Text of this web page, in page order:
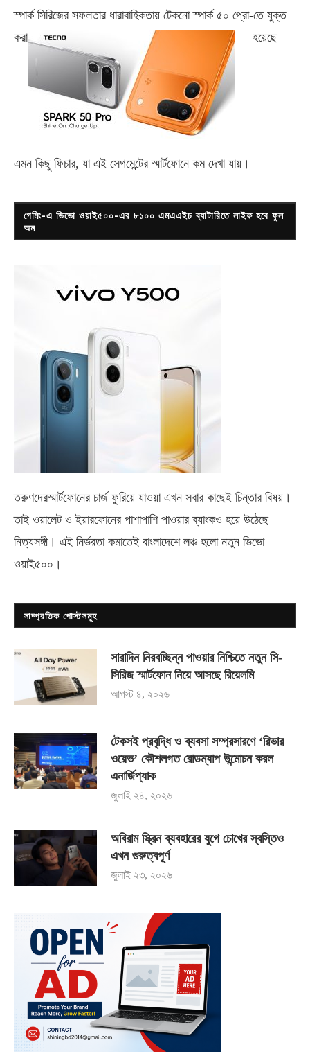
স্পার্ক সিরিজের সফলতার ধারাবাহিকতায় টেকনোস্পার্ক ৫০ প্রো-তে যুক্ত
করা
হয়েছে
এমন কিছু ফিচার, যা এই সেগমেন্টের স্মার্টফোনে কম দেখা যায়।
গেমিং-এ ভিভো ওয়াই৫০০-এর ৮১০০ এমএএইচ ব্যাটারিতে লাইফ হবে ফুল
অন
তরুণদেরস্মার্টফোনের চার্জ ফুরিয়ে যাওয়া এখন সবার কাছেই চিন্তার বিষয়।
তাই ওয়ালেট ও ইয়ারফোনের পাশাপাশি পাওয়ার ব্যাংকও হয়ে উঠেছে
নিত্যসঙ্গী। এই নির্ভরতা কমাতেই বাংলাদেশে লঞ্চ হলো নতুন ভিভো
ওয়াই৫০০ ।
সাম্প্রতিক পোস্টসমূহ
সারাদিন নিরবচ্ছিন্ন পাওয়ার নিশ্চিতে নতুন সি-
সিরিজ স্মার্টফোন নিয়ে আসছে রিয়েলমি
আগস্ট ৪, ২০২৬
টেকসই প্রবৃদ্ধি ও ব্যবসা সম্প্রসারণে ‘রিভার
ওয়েভ’ কৌশলগত রোডম্যাপ উন্মোচন করল
এনার্জিপ্যাক
জুলাই ২৪, ২০২৬
অবিরাম স্ক্রিন ব্যবহারের যুগে চোখের স্বস্তিও
এখন গুরুত্বপূর্ণ
জুলাই ২৩, ২০২৬